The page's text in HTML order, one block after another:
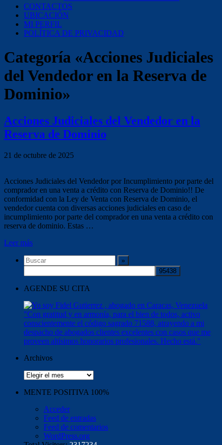
CONTACTOS
UBICACIÓN
MI PERFIL
POLÍTICA DE PRIVACIDAD
Categoría «Acciones Judiciales
del Vendedor en la Reserva de
Dominio»
Acciones Judiciales del Vendedor en la
Reserva de Dominio
21 de octubre de 2025
Acciones Judiciales del Vendedor por Incumplimiento por parte del
comprador en una venta a crédito con Reserva de Dominio!! De
conformidad con la Ley de Venta con Reserva de Dominio, el
vendedor cuenta con diversas acciones judiciales en caso de
incumplimiento por parte del comprador en una venta a crédito con
reserva de dominio. Estas …
Leer más
AGENDE SU CITA
Archivos
Archivos
MENTE POSITIVA 100%
Acceder
Feed de entradas
Feed de comentarios
WordPress.org